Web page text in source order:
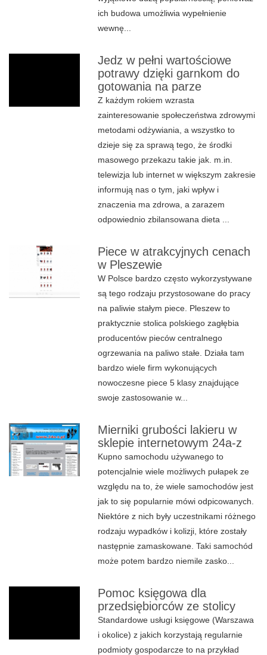
ich budowa umożliwia wypełnienie
wewnę...
Jedz w pełni wartościowe
potrawy dzięki garnkom do
gotowania na parze
Z każdym rokiem wzrasta
zainteresowanie społeczeństwa zdrowymi
metodami odżywiania, a wszystko to
dzieje się za sprawą tego, że środki
masowego przekazu takie jak. m.in.
telewizja lub internet w większym zakresie
informują nas o tym, jaki wpływ i
znaczenia ma zdrowa, a zarazem
odpowiednio zbilansowana dieta ...
Piece w atrakcyjnych cenach
w Pleszewie
W Polsce bardzo często wykorzystywane
są tego rodzaju przystosowane do pracy
na paliwie stałym piece. Pleszew to
praktycznie stolica polskiego zagłębia
producentów pieców centralnego
ogrzewania na paliwo stałe. Działa tam
bardzo wiele firm wykonujących
nowoczesne piece 5 klasy znajdujące
swoje zastosowanie w...
Mierniki grubości lakieru w
sklepie internetowym 24a-z
Kupno samochodu używanego to
potencjalnie wiele możliwych pułapek ze
względu na to, że wiele samochodów jest
jak to się popularnie mówi odpicowanych.
Niektóre z nich były uczestnikami różnego
rodzaju wypadków i kolizji, które zostały
następnie zamaskowane. Taki samochód
może potem bardzo niemile zasko...
Pomoc księgowa dla
przedsiębiorców ze stolicy
Standardowe usługi księgowe (Warszawa
i okolice) z jakich korzystają regularnie
podmioty gospodarcze to na przykład